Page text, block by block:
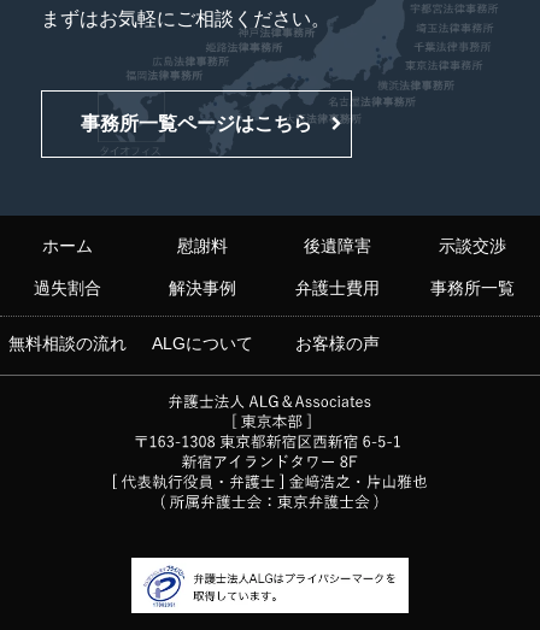
まずはお気軽にご相談ください。
事務所一覧ページはこちら
ホーム 慰謝料 後遺障害 示談交渉
過失割合 解決事例 弁護士費用 事務所一覧
無料相談の流れ ALGについて お客様の声